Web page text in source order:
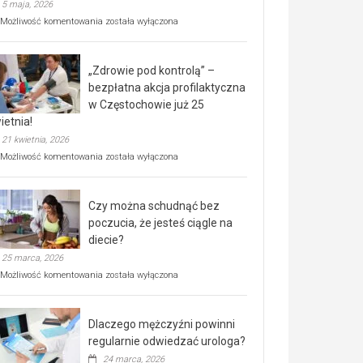
5 maja, 2026
Możliwość komentowania Rusza
rehabilitacji
dla
seniorów!
została wyłączona
„Zdrowie pod kontrolą” –
bezpłatna akcja profilaktyczna
w Częstochowie już 25
21 kwietnia, 2026
Możliwość komentowania „Zdrowie
bezpłatna
akcja
profilaktyczna
w
już
kwietnia!
została wyłączona
Czy można schudnąć bez
poczucia, że jesteś ciągle na
diecie?
25 marca, 2026
Możliwość komentowania Czy
poczucia,
że
została wyłączona
Dlaczego mężczyźni powinni
regularnie odwiedzać urologa?
24 marca, 2026